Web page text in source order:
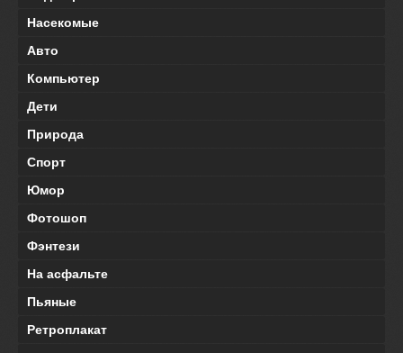
Насекомые
Авто
Компьютер
Дети
Природа
Спорт
Юмор
Фотошоп
Фэнтези
На асфальте
Пьяные
Ретроплакат